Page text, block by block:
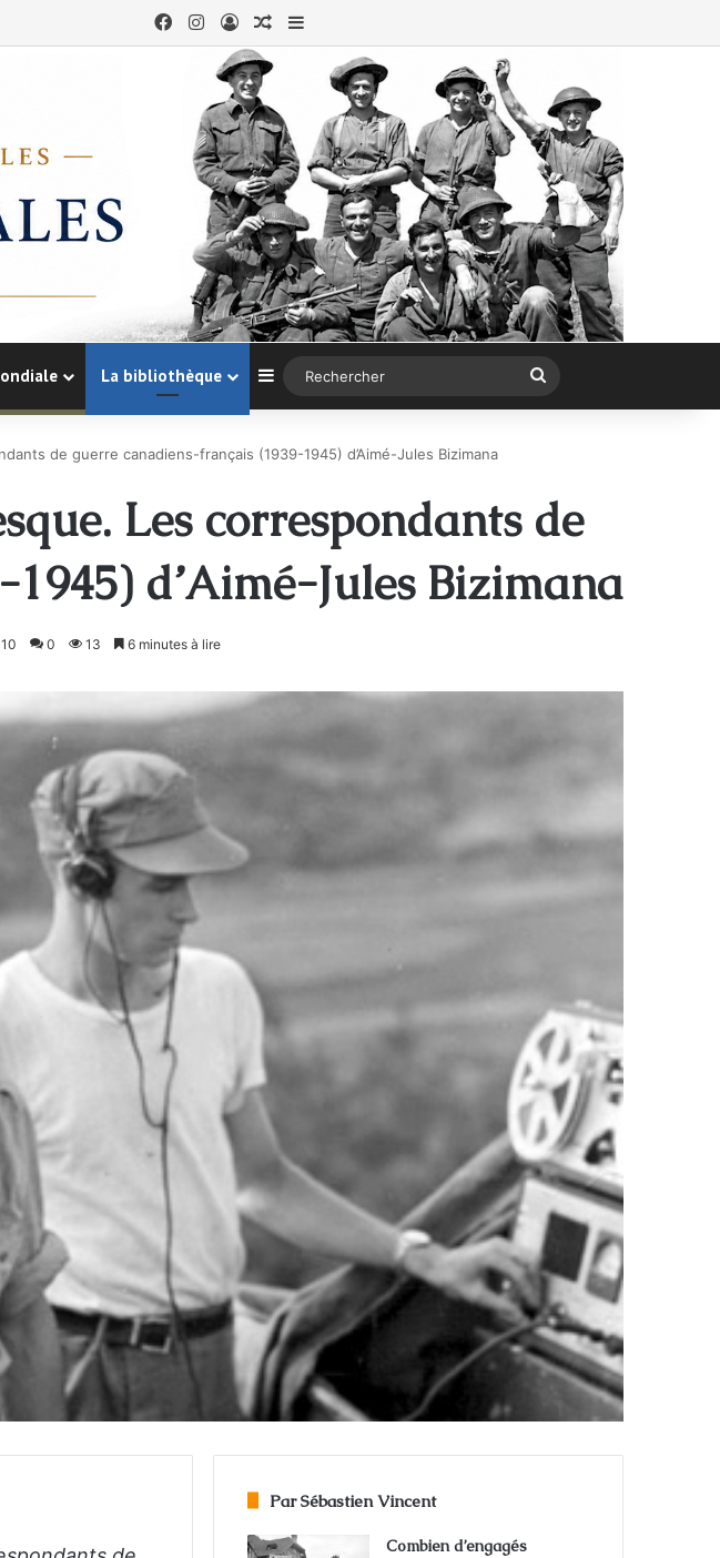
Facebook
InstagramConnexion
Article au hasard
Sidebar (barre latérale)
La bibliothèque Sidebar (barre latérale)
de guerre canadiens-français (1939-1945) d’Aimé-Jules Bizimana
Les correspondants de
d’Aimé-Jules Bizimana
0 13 6 minutes à lire
Par Sébastien Vincent
Combien d’engagés